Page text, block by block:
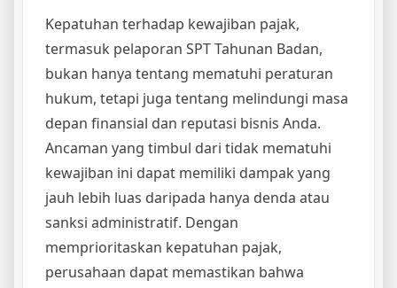
Kepatuhan terhadap kewajiban pajak,
termasuk pelaporan SPT Tahunan Badan,
bukan hanya tentang mematuhi peraturan
hukum, tetapi juga tentang melindungi masa
depan finansial dan reputasi bisnis Anda.
Ancaman yang timbul dari tidak mematuhi
kewajiban ini dapat memiliki dampak yang
jauh lebih luas daripada hanya denda atau
sanksi administratif. Dengan
memprioritaskan kepatuhan pajak,
perusahaan dapat memastikan bahwa